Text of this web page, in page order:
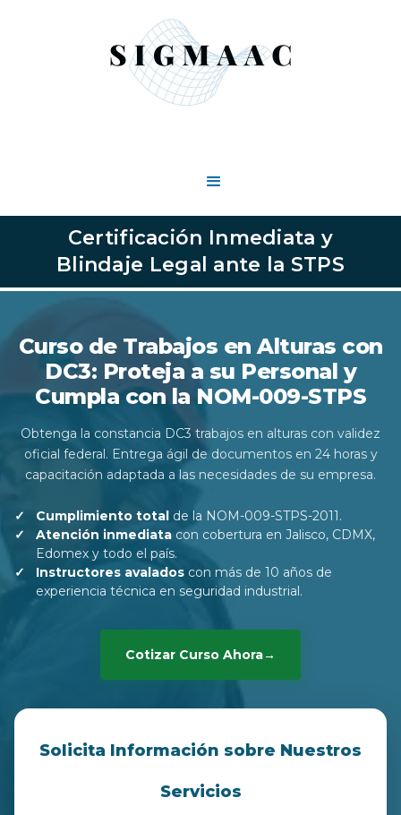
Certificación Inmediata y
Blindaje Legal ante la STPS
Curso de Trabajos en Alturas con
DC3: Proteja a su Personal y
Cumpla con la NOM-009-STPS
Obtenga la constancia DC3 trabajos en alturas con validez
oficial federal. Entrega ágil de documentos en 24 horas y
capacitación adaptada a las necesidades de su empresa.
Cumplimiento total de la NOM-009-STPS-2011.
Atención inmediata con cobertura en Jalisco, CDMX,
Edomex y todo el país.
Instructores avalados con más de 10 años de
experiencia técnica en seguridad industrial.
Cotizar Curso Ahora→
Solicita Información sobre Nuestros
Servicios